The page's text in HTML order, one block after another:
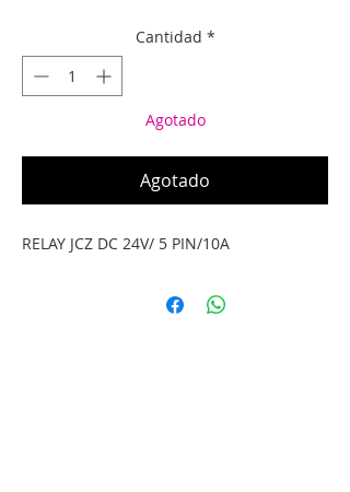
Cantidad *
Agotado
Agotado
RELAY JCZ DC 24V/ 5 PIN/10A